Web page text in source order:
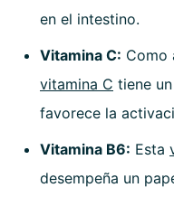
en el intestino.
Vitamina C: Como
vitamina C tiene
favorece la
Vitamina B6: Esta
desempeña un